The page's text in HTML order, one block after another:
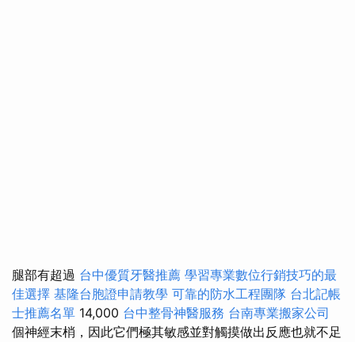
腿部有超過 台中優質牙醫推薦 學習專業數位行銷技巧的最
佳選擇 基隆台胞證申請教學 可靠的防水工程團隊 台北記帳
士推薦名單 14,000 台中整骨神醫服務 台南專業搬家公司
個神經末梢，因此它們極其敏感並對觸摸做出反應也就不足